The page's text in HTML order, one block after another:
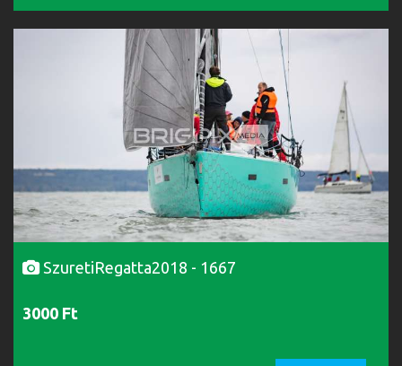
SzuretiRegatta2018 - 1667
3000 Ft